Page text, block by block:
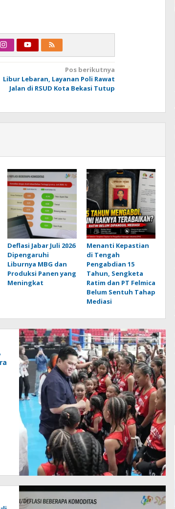
Pos berikutnya
Libur Lebaran, Layanan Poli Rawat
Jalan di RSUD Kota Bekasi Tutup
Deflasi Jabar Juli 2026
Dipengaruhi
Liburnya MBG dan
Produksi Panen yang
Meningkat
Menanti Kepastian
di Tengah
Pengabdian 15
Tahun, Sengketa
Ratim dan PT Felmica
Belum Sentuh Tahap
Mediasi